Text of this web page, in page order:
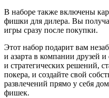
В наборе также включены
фишки для дилера. Вы
игры сразу после покупки.
Этот набор подарит вам
и азарта в компании друзей
и стратегических решений,
покера, и создайте свой
развлечений прямо у себя
фишек.